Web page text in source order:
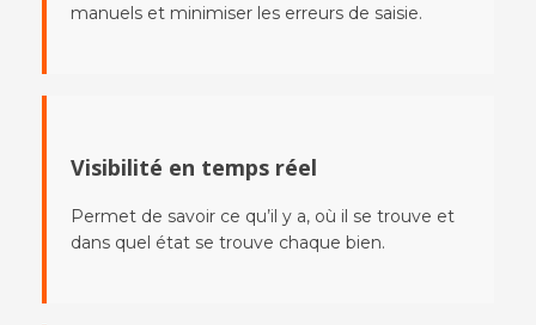
manuels et minimiser les erreurs de saisie.
Visibilité en temps réel
Permet de savoir ce qu’il y a, où il se trouve et
dans quel état se trouve chaque bien.